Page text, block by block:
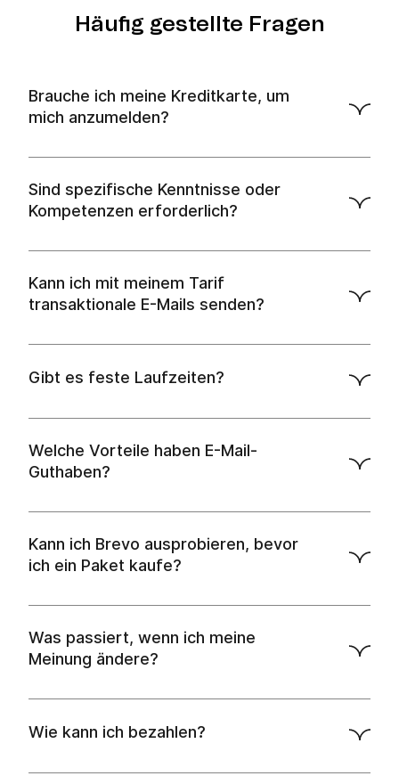
Häufig gestellte Fragen
Brauche ich meine Kreditkarte, um
mich anzumelden?
Sind spezifische Kenntnisse oder
Kompetenzen erforderlich?
Kann ich mit meinem Tarif
transaktionale E-Mails senden?
Gibt es feste Laufzeiten?
Welche Vorteile haben E-Mail-
Guthaben?
Kann ich Brevo ausprobieren, bevor
ich ein Paket kaufe?
Was passiert, wenn ich meine
Meinung ändere?
Wie kann ich bezahlen?